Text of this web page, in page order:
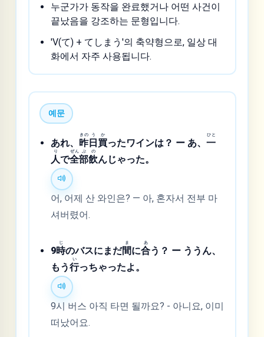
누군가가 동작을 완료했거나 어떤 사건이
끝났음을 강조하는 문형입니다.
'V(て) + てしまう'의 축약형으로, 일상 대
화에서 자주 사용됩니다.
예문
あれ、 昨
きの
日
う
買
か
ったワインは？ ー あ、一
ひと
人
り
で全
ぜん
部
ぶ
飲
の
んじゃった。
어, 어제 산 와인은? — 아, 혼자서 전부 마
셔버렸어.
9時
じ
のバスにまだ間
ま
に合
あ
う？ ー ううん、
もう行
い
っちゃったよ。
9시 버스 아직 타면 될까요? - 아니요, 이미
떠났어요.